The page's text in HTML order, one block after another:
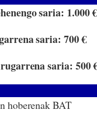
saria: 1.000 €
saria: 700 €
saria: 500
hoberenak BAT